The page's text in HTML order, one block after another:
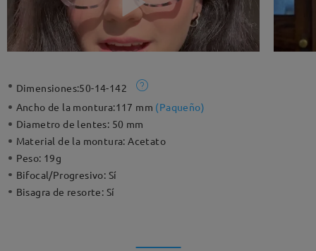
Dimensiones:50-14-142
Ancho de la montura:117 mm (Paqueño)
Diametro de lentes: 50 mm
Material de la montura:Acetato
Peso: 19g
Bifocal/Progresivo: Sí
Bisagra de resorte: Sí